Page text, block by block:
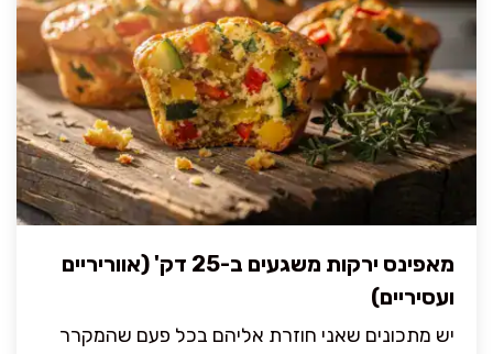
מאפינס ירקות משגעים ב-25 דק' (אווריריים
ועסיריים)
יש מתכונים שאני חוזרת אליהם בכל פעם שהמקרר